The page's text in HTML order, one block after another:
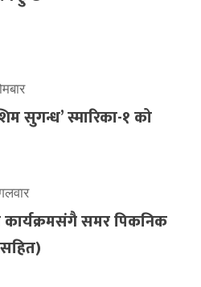
सुगन्ध’ स्मारिका-१ को
कार्यक्रमसंगै समर पिकनिक